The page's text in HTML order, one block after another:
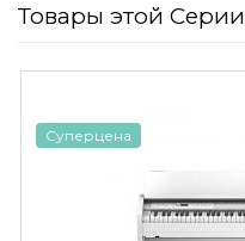
Товары этой Серии
Суперцена